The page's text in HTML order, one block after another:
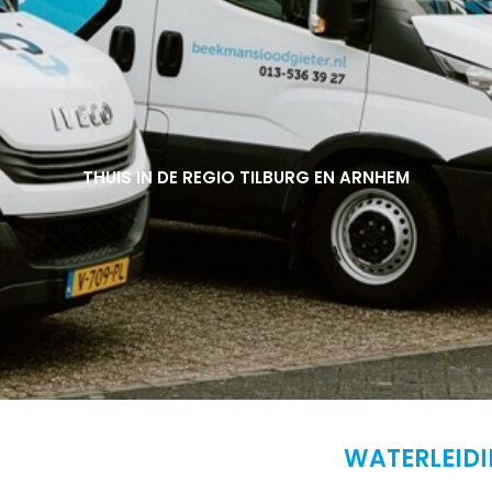
THUIS IN DE REGIO TILBURG EN ARNHEM
THUIS IN DE REGIO TILBURG EN ARNHEM
THUIS IN DE REGIO TILBURG EN ARNHEM